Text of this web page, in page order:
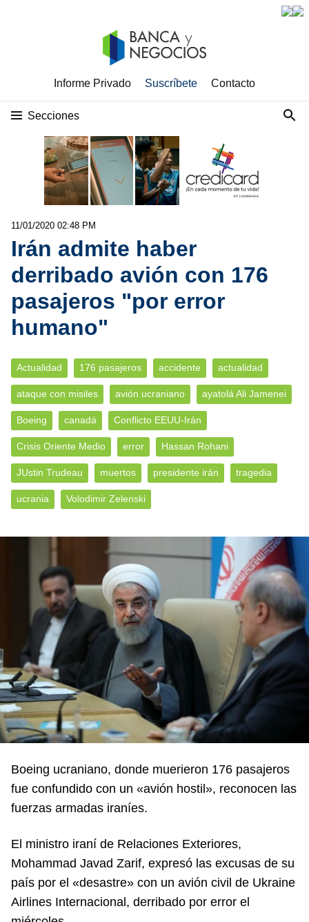
Informe Privado Suscríbete Contacto
Secciones
11/01/2020 02:48 PM
Irán admite haber
derribado avión con 176
pasajeros "por error
humano"
Actualidad 176 pasajeros accidente actualidad
ataque con misiles avión ucraniano ayatolá Ali Jamenei
Boeing canadá Conflicto EEUU-Irán
Crisis Oriente Medio error Hassan Rohani
JUstin Trudeau muertos presidente irán tragedia
ucrania Volodimir Zelenski
Boeing ucraniano, donde muerieron 176 pasajeros
fue confundido con un «avión hostil», reconocen las
fuerzas armadas iraníes.
El ministro iraní de Relaciones Exteriores,
Mohammad Javad Zarif, expresó las excusas de su
país por el «desastre» con un avión civil de Ukraine
Airlines Internacional, derribado por error el